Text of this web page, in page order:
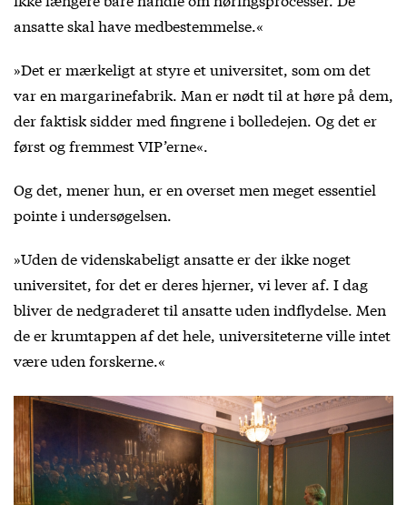
ansatte skal have medbestemmelse.«
»Det er mærkeligt at styre et universitet, som om det
var en margarinefabrik. Man er nødt til at høre på dem,
der faktisk sidder med fingrene i bolledejen. Og det er
først og fremmest VIP’erne«.
Og det, mener hun, er en overset men meget essentiel
pointe i undersøgelsen.
»Uden de videnskabeligt ansatte er der ikke noget
universitet, for det er deres hjerner, vi lever af. I dag
bliver de nedgraderet til ansatte uden indflydelse. Men
de er krumtappen af det hele, universiteterne ville intet
være uden forskerne.«